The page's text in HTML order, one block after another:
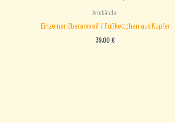
Armbänder
Einzelner Oberarmreif / Fußkettchen aus Kupfer
39,00 €